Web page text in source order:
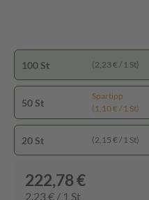
100 St (2,23 € / 1 St)
50 St
Spartipp
(1,10 € / 1 St)
20 St (2,15 € / 1 St)
222,78 €
2,23 € / 1 St